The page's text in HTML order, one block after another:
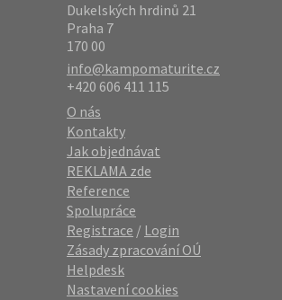
Dukelských hrdinů 21
Praha 7
170 00
info@kampomaturite.cz
+420 606 411 115
O nás
Kontakty
Jak objednávat
REKLAMA zde
Reference
Spolupráce
Registrace / Login
Zásady zpracování OÚ
Helpdesk
Nastavení cookies